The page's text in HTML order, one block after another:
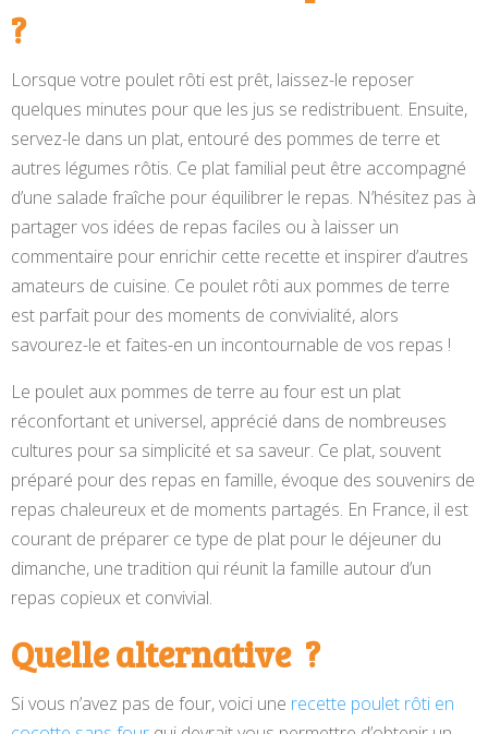
?
Lorsque votre poulet rôti est prêt, laissez-le reposer
quelques minutes pour que les jus se redistribuent. Ensuite,
servez-le dans un plat, entouré des pommes de terre et
autres légumes rôtis. Ce plat familial peut être accompagné
d’une salade fraîche pour équilibrer le repas. N’hésitez pas à
partager vos idées de repas faciles ou à laisser un
commentaire pour enrichir cette recette et inspirer d’autres
amateurs de cuisine. Ce poulet rôti aux pommes de terre
est parfait pour des moments de convivialité, alors
savourez-le et faites-en un incontournable de vos repas !
Le poulet aux pommes de terre au four est un plat
réconfortant et universel, apprécié dans de nombreuses
cultures pour sa simplicité et sa saveur. Ce plat, souvent
préparé pour des repas en famille, évoque des souvenirs de
repas chaleureux et de moments partagés. En France, il est
courant de préparer ce type de plat pour le déjeuner du
dimanche, une tradition qui réunit la famille autour d’un
repas copieux et convivial.
Quelle alternative ?
Si vous n’avez pas de four, voici une recette poulet rôti en